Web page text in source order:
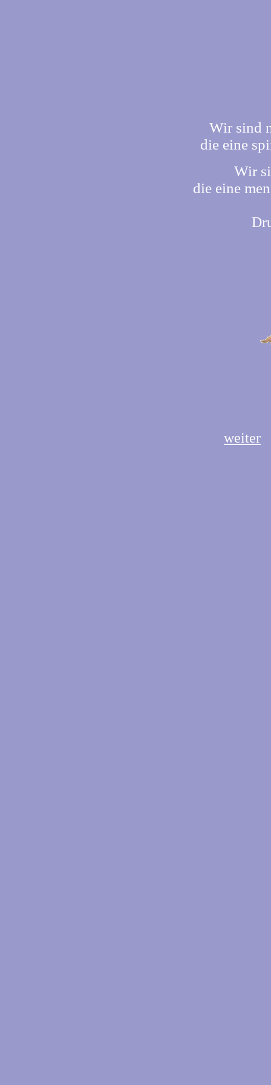
Wir sind
die eine
Wir
die eine
weiter